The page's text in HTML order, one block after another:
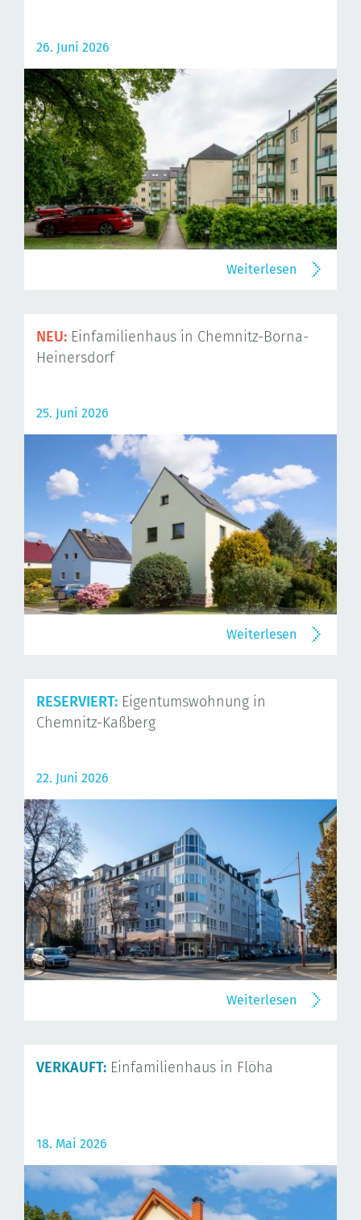
26. Juni 2026
Weiterlesen
NEU: Einfamilienhaus in Chemnitz-Borna-
Heinersdorf
25. Juni 2026
Weiterlesen
RESERVIERT: Eigentumswohnung in
Chemnitz-Kaßberg
22. Juni 2026
Weiterlesen
VERKAUFT: Einfamilienhaus in Flöha
18. Mai 2026